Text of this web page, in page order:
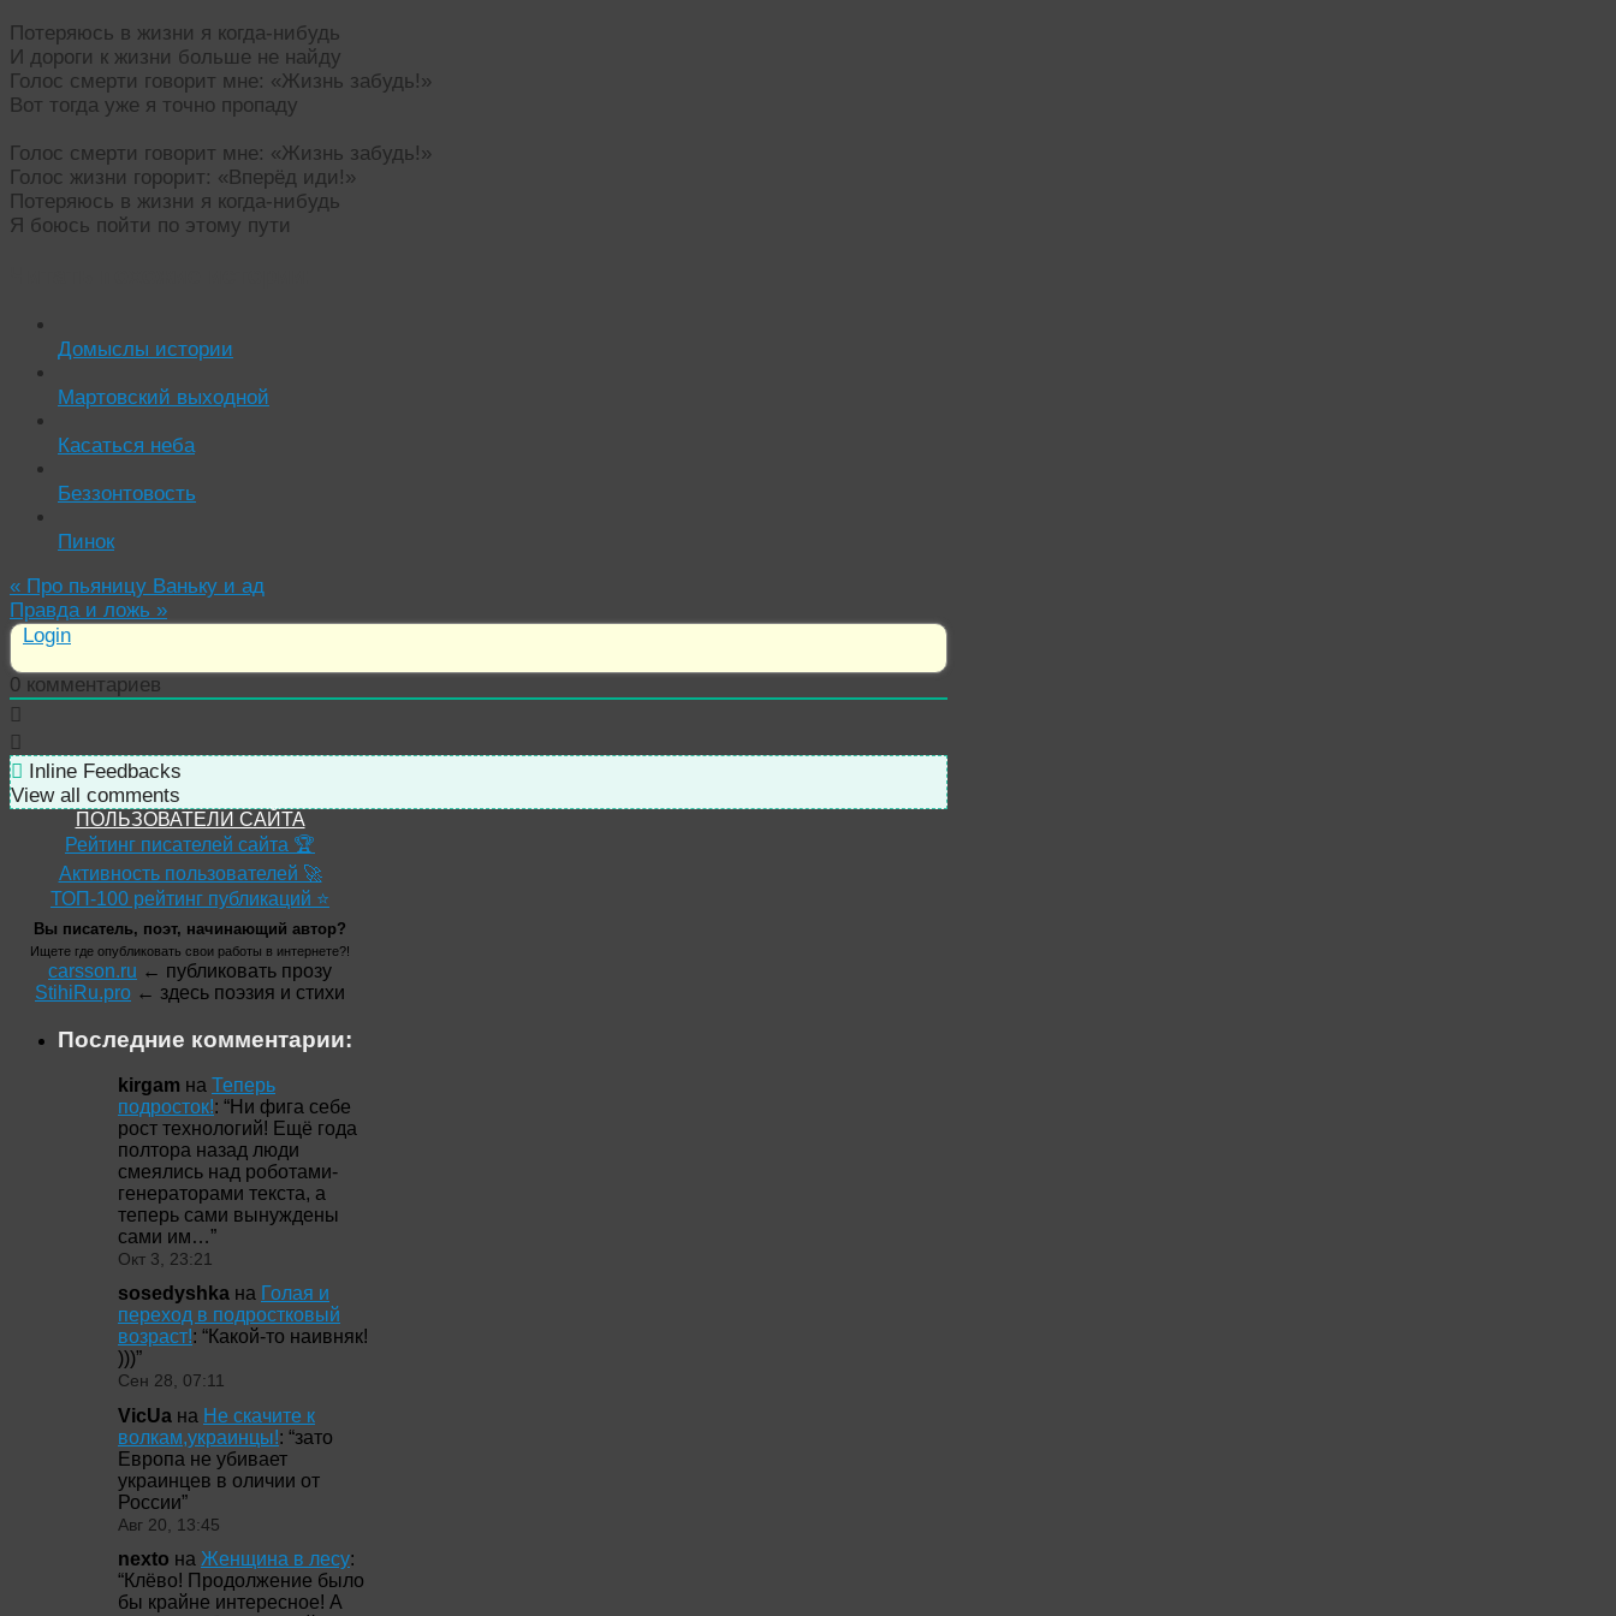
Потеряюсь в жизни я когда-нибудь
И дороги к жизни больше не найду
Голос смерти говорит мне: «Жизнь забудь!»
Вот тогда уже я точно пропаду
Голос смерти говорит мне: «Жизнь забудь!»
Голос жизни горорит: «Вперёд иди!»
Потеряюсь в жизни я когда-нибудь
Я боюсь пойти по этому пути
Домыслы истории
Мартовский выходной
Касаться неба
Беззонтовость
Пинок
« Про пьяницу Ваньку и ад
Правда и ложь »
Login
0 комментариев
Inline Feedbacks
View all comments
ПОЛЬЗОВАТЕЛИ САЙТА
Рейтинг писателей сайта 🏆
Активность пользователей 🚀
ТОП-100 рейтинг публикаций ⭐
Вы писатель, поэт, начинающий автор?
Ищете где опубликовать свои работы в интернете?!
carsson.ru ← публиковать прозу
StihiRu.pro ← здесь поэзия и стихи
Последние комментарии:
kirgam на Теперь
подросток!: “Ни фига себе
рост технологий! Ещё года
полтора назад люди
смеялись над роботами-
генераторами текста, а
теперь сами вынуждены
сами им…”
Окт 3, 23:21
sosedyshka на Голая и
переход в подростковый
возраст!: “Какой-то наивняк!
)))”
Сен 28, 07:11
VicUa на Не скачите к
волкам,украинцы!: “зато
Европа не убивает
украинцев в оличии от
России”
Авг 20, 13:45
nexto на Женщина в лесу:
“Клёво! Продолжение было
бы крайне интересное! А